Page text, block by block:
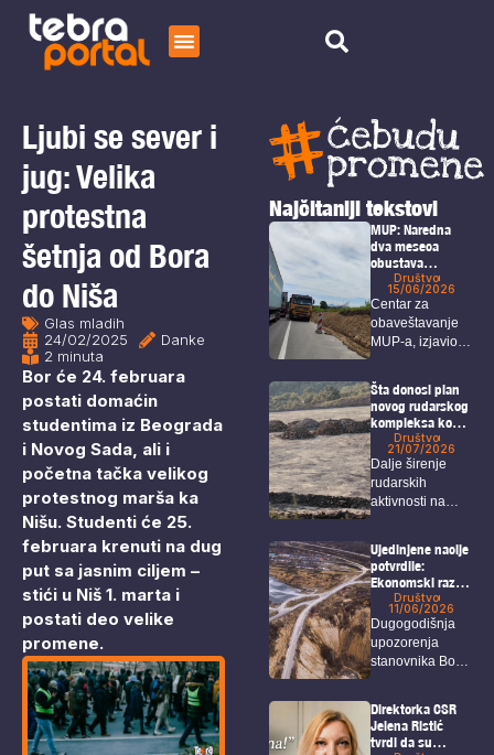
O nama
Ljubi se sever i
jug: Velika
protestna
šetnja od Bora
do Niša
Glas mladih
24/02/2025
Danke
2 minuta
Bor će 24. februara
postati domaćin
studentima iz Beograda
i Novog Sada, ali i
početna tačka velikog
protestnog marša ka
Nišu. Studenti će 25.
februara krenuti na dug
put sa jasnim ciljem –
stići u Niš 1. marta i
postati deo velike
promene.
Najčitaniji tekstovi
MUP: Naredna
dva meseca
obustava
saobraćaja na
deonici Bor –
Selište
Društvo
15/06/2026
Centar za
obaveštavanje
MUP-a, izjavio je
na...
Šta donosi plan
novog rudarskog
kompleksa kod
Bora i Zaječara?
Društvo
21/07/2026
Dalje širenje
rudarskih
aktivnosti na
intenzivno...
Ujedinjene nacije
potvrdile:
Ekonomski razvoj
u Borskom
okrugu nije
usklađen sa
zaštitom ljudskih
prava i životne
Društvo
11/06/2026
Dugogodišnja
upozorenja
stanovnika Bora,
posledicama...
Direktorka CSR
Jelena Ristić
tvrdi da su